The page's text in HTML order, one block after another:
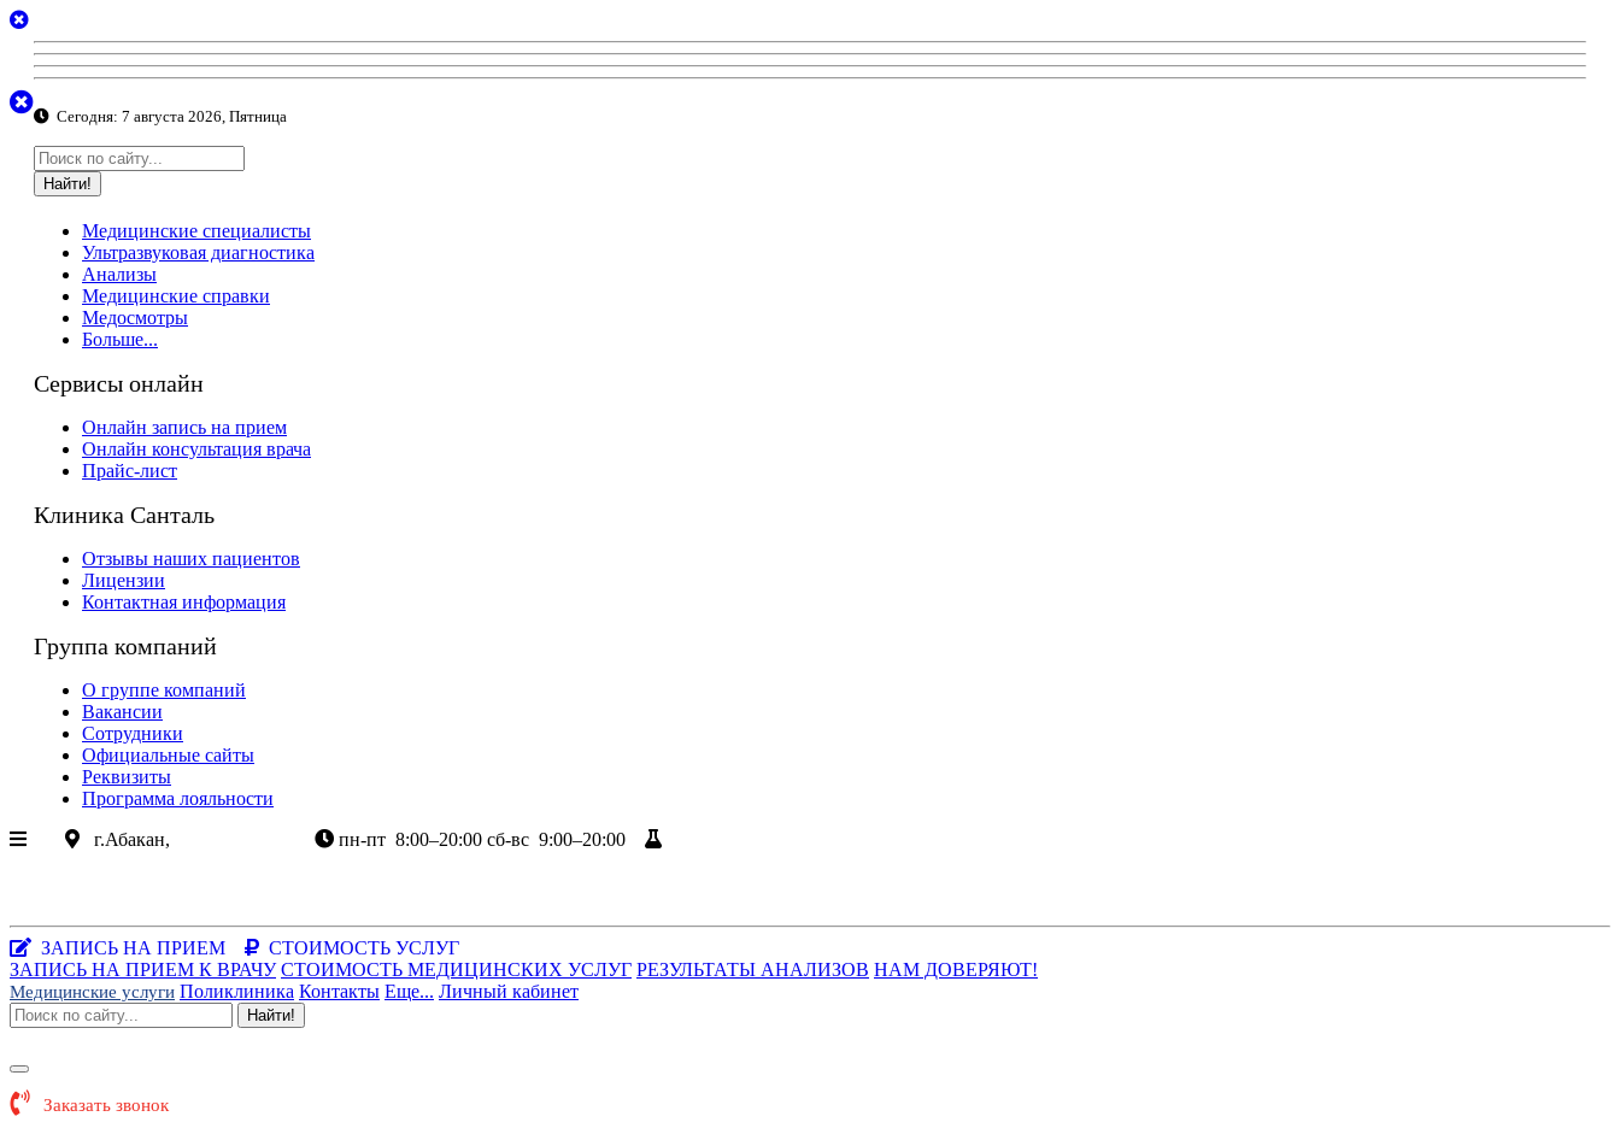
Сегодня: 7 августа 2026, Пятница
Найти!
Медицинские специалисты
Ультразвуковая диагностика
Анализы
Медицинские справки
Медосмотры
Больше...
Сервисы онлайн
Онлайн запись на прием
Онлайн консультация врача
Прайс-лист
Клиника Санталь
Отзывы наших пациентов
Лицензии
Контактная информация
Группа компаний
О группе компаний
Вакансии
Сотрудники
Официальные сайты
Реквизиты
Программа лояльности
г.Абакан,
пн-пт 8:00–20:00 сб-вс 9:00–20:00
ЗАПИСЬ НА ПРИЕМ
СТОИМОСТЬ УСЛУГ
ЗАПИСЬ НА ПРИЕМ К ВРАЧУ СТОИМОСТЬ МЕДИЦИНСКИХ УСЛУГ РЕЗУЛЬТАТЫ АНАЛИЗОВ НАМ ДОВЕРЯЮТ!
Медицинские услуги Поликлиника Контакты Еще... Личный кабинет
Найти!
Заказать звонок